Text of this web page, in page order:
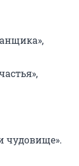
чудовище».